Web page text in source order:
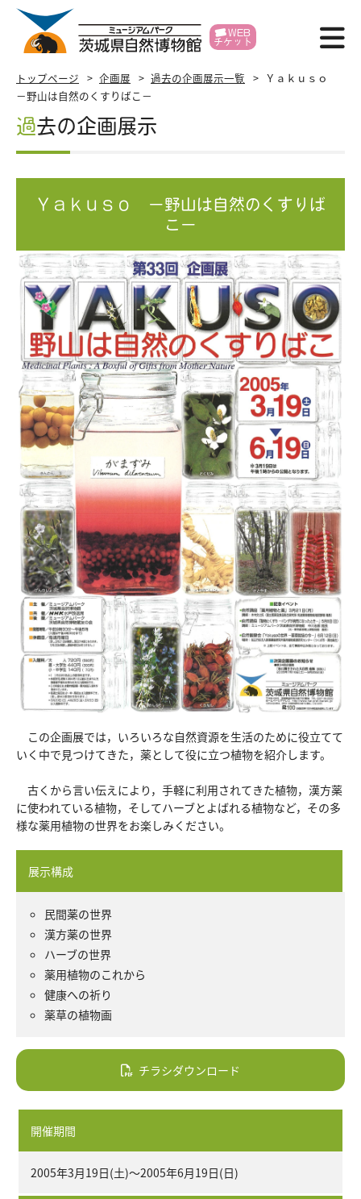
WEB
チケット
博物館紹介
学習支援
研究・標本
各種申請
賛助会員
収蔵資料検索
刊行物
団体申込
アクセス
Japanese English
トップページ 企画展 過去の企画展示一覧
Ｙａｋｕｓｏ
－野山は自然のくすりばこ－
過去の企画展示
Ｙａｋｕｓｏ －野山は自然のくすりば
こ－
この企画展では，いろいろな自然資源を生活のために役立てて
いく中で見つけてきた，薬として役に立つ植物を紹介します。
古くから言い伝えにより，手軽に利用されてきた植物，漢方薬
に使われている植物，そしてハーブとよばれる植物など，その多
様な薬用植物の世界をお楽しみください。
展示構成
民間薬の世界
漢方薬の世界
ハーブの世界
薬用植物のこれから
健康への祈り
薬草の植物画
チラシダウンロード
開催期間
2005年3月19日(土)～2005年6月19日(日)